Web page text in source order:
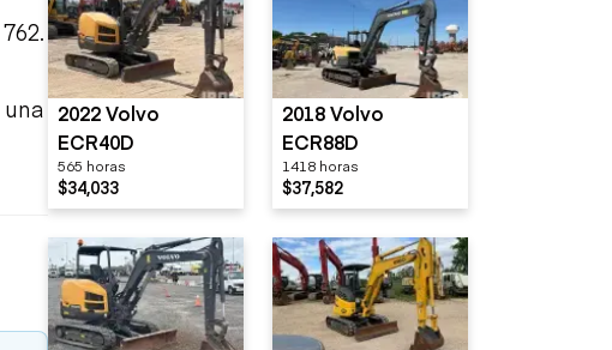
2022 Volvo
ECR40D
565 horas
$34,033
2018 Volvo
ECR88D
1418 horas
$37,582